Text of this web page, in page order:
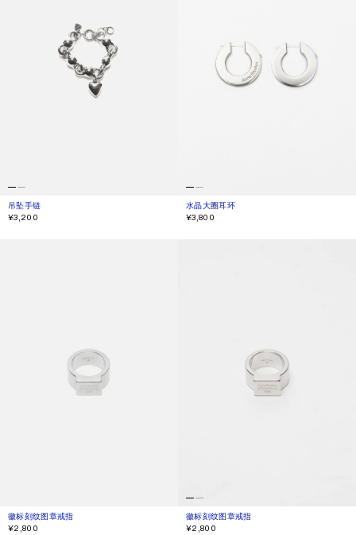
吊坠手链
当前颜色： 复古银色
價格：¥3,200。
¥3,200
水晶大圈耳环
当前颜色： 银色
價格：¥3,800。
¥3,800
徽标刻纹图章戒指
当前颜色： 半哑光银
價格：¥2,800。
¥2,800
徽标刻纹图章戒指
当前颜色： 银色
價格：¥2,800。
¥2,800